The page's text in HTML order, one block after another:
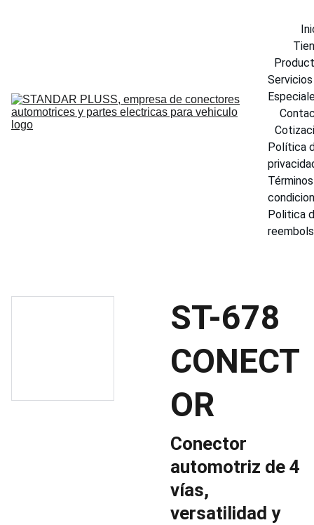
Servicios
Política
Politica
ST-678
CONECT
OR
Conector
automotriz de 4
vías,
versatilidad y